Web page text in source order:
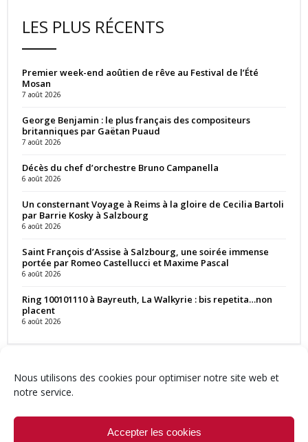
Nous utilisons des cookies pour optimiser notre site web et
notre service.
Accepter les cookies
LES PLUS RÉCENTS
Premier week-end aoûtien de rêve au Festival de l’Été
Mosan
7 août 2026
George Benjamin : le plus français des compositeurs
britanniques par Gaëtan Puaud
7 août 2026
Décès du chef d’orchestre Bruno Campanella
6 août 2026
Un consternant Voyage à Reims à la gloire de Cecilia Bartoli
par Barrie Kosky à Salzbourg
6 août 2026
Saint François d’Assise à Salzbourg, une soirée immense
portée par Romeo Castellucci et Maxime Pascal
6 août 2026
Ring 100101110 à Bayreuth, La Walkyrie : bis repetita…non
placent
6 août 2026